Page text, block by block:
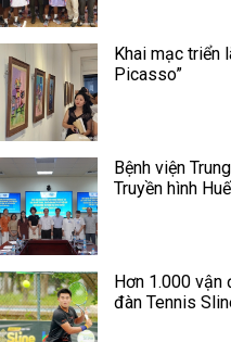
Khai mạc triển
Picasso”
Bệnh viện
Truyền hình
Hơn 1.000 vận
đàn Tennis